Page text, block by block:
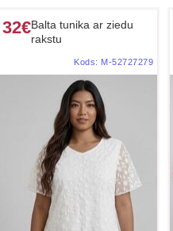
32€Balta tunika ar ziedu
rakstu
Kods: M-52727279